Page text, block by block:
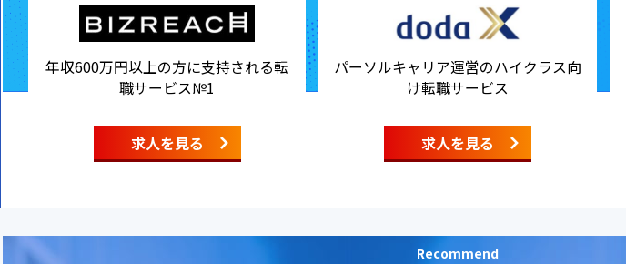
年収600万円以上の方に支持される転
職サービス№1
求人を見る
パーソルキャリア運営のハイクラス向
け転職サービス
求人を見る
Recommend